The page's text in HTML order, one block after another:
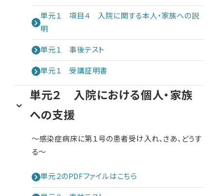
単元１ 項目４ 入院に関する本人・家族への説
明
単元１ 事後テスト
単元１ 受講証明書
単元２ 入院における個人・家族
への支援
～感染症病床に第１号の患者受け入れ、さあ、どうす
る～
単元２のPDFファイルはこちら